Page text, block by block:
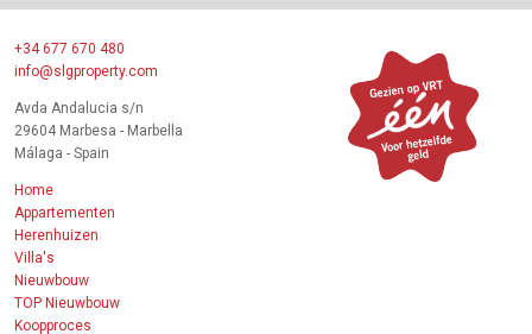
+34 677 670 480
info@slgproperty.com
Avda Andalucia s/n
29604 Marbesa - Marbella
Málaga - Spain
Home
Appartementen
Herenhuizen
Villa's
Nieuwbouw
TOP Nieuwbouw
Koopproces